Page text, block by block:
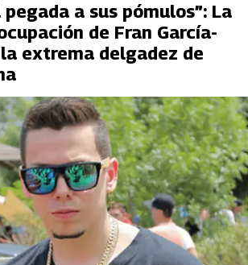
a sus pómulos”: La
de Fran García-
extrema delgadez de